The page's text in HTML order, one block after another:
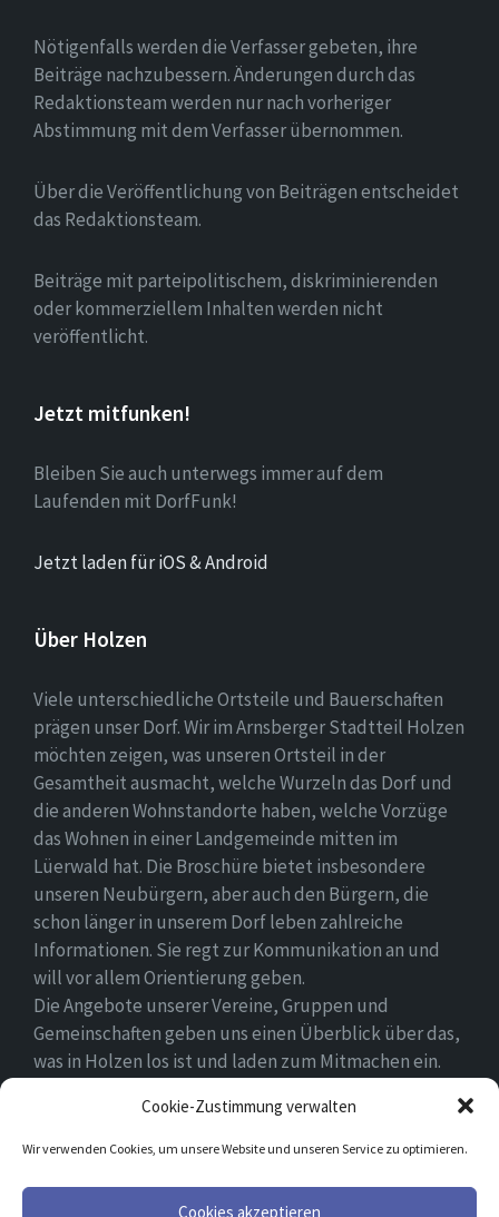
Cookie-Zustimmung verwalten
Wir verwenden Cookies, um unsere Website und unseren Service zu optimieren.
Cookies akzeptieren
Nötigenfalls werden die Verfasser gebeten, ihre
Beiträge nachzubessern. Änderungen durch das
Redaktionsteam werden nur nach vorheriger
Abstimmung mit dem Verfasser übernommen.
Über die Veröffentlichung von Beiträgen entscheidet
das Redaktionsteam.
Beiträge mit parteipolitischem, diskriminierenden
oder kommerziellem Inhalten werden nicht
veröffentlicht.
Jetzt mitfunken!
Bleiben Sie auch unterwegs immer auf dem
Laufenden mit DorfFunk!
Jetzt laden für iOS & Android
Über Holzen
Viele unterschiedliche Ortsteile und Bauerschaften
prägen unser Dorf. Wir im Arnsberger Stadtteil Holzen
möchten zeigen, was unseren Ortsteil in der
Gesamtheit ausmacht, welche Wurzeln das Dorf und
die anderen Wohnstandorte haben, welche Vorzüge
das Wohnen in einer Landgemeinde mitten im
Lüerwald hat. Die Broschüre bietet insbesondere
unseren Neubürgern, aber auch den Bürgern, die
schon länger in unserem Dorf leben zahlreiche
Informationen. Sie regt zur Kommunikation an und
will vor allem Orientierung geben.
Die Angebote unserer Vereine, Gruppen und
Gemeinschaften geben uns einen Überblick über das,
was in Holzen los ist und laden zum Mitmachen ein.
und hoffen, dass sie sich in ihrem Umfeld wohlfühlen.
Facebook